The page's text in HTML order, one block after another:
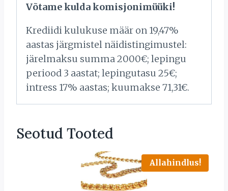
Võtame kulda komisjonimüüki!
Krediidi kulukuse määr on 19,47%
aastas järgmistel näidistingimustel:
järelmaksu summa 2000€; lepingu
periood 3 aastat; lepingutasu 25€;
intress 17% aastas; kuumakse 71,31€.
Seotud Tooted
Allahindlus!